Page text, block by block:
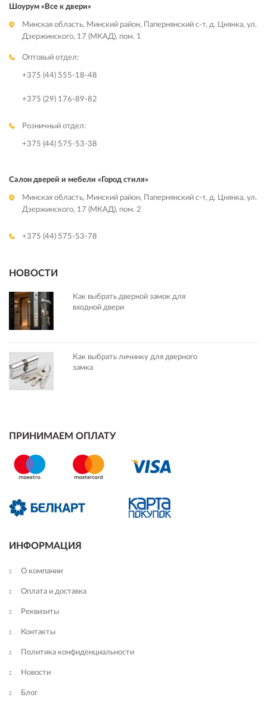
Шоурум «Все к двери»
Минская область, Минский район, Папернянский с-т, д. Цнянка, ул.
Дзержинского, 17 (МКАД), пом. 1
Оптовый отдел:
+375 (44) 555-18-48
+375 (29) 176-89-82
Розничный отдел:
+375 (44) 575-53-38
Салон дверей и мебели «Город стиля»
Минская область, Минский район, Папернянский с-т, д. Цнянка, ул.
Дзержинского, 17 (МКАД), пом. 2
+375 (44) 575-53-78
НОВОСТИ
Как выбрать дверной замок для
входной двери
Как выбрать личинку для дверного
замка
ПРИНИМАЕМ ОПЛАТУ
ИНФОРМАЦИЯ
О компании
Оплата и доставка
Реквизиты
Контакты
Политика конфиденциальности
Новости
Блог